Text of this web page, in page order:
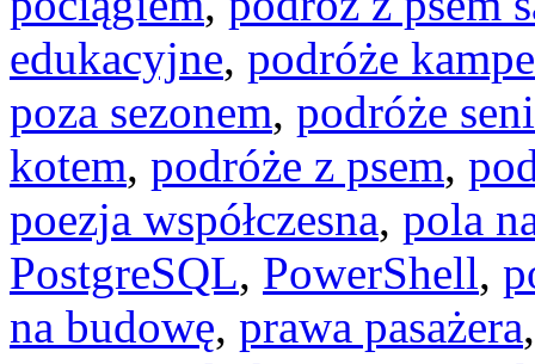
edukacyjne, podróże
poza sezonem, podróże
kotem, podróże z psem,
poezja współczesna, pola
PostgreSQL, PowerShell,
na budowę, prawa pasażera